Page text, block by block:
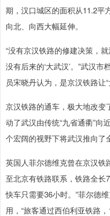
期，汉口城区的面积从11.2平
向北、向西大幅延伸。
“没有京汉铁路的修建决策，
没有后来的‘大武汉’。”武汉
员宋晓丹认为，是京汉铁路让“
京汉铁路的通车，极大地改变
动了武汉由传统“九省通衢”向
个宏阔的视野下将武汉推向了
英国人菲尔德维克曾在京汉铁
至北京有铁路联系，铁路全长
快车只需要36小时。”菲尔德
用，“旅客通过西伯利亚铁路